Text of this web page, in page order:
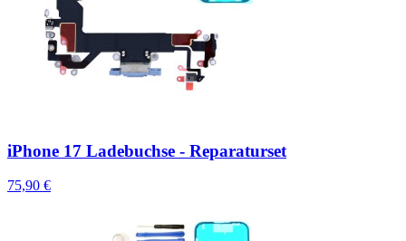
iPhone 17 Ladebuchse - Reparaturset
75,90 €